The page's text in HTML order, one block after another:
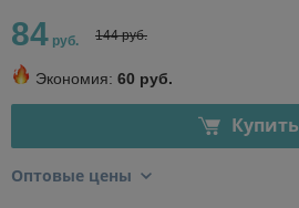
84 руб. 144 руб.
Экономия: 60 руб.
Купить
Оптовые цены